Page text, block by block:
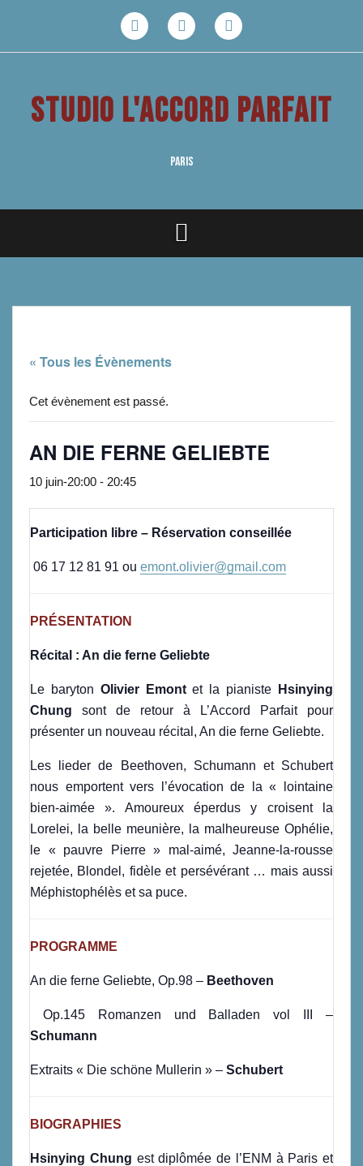
STUDIO L'ACCORD PARFAIT
PARIS
« Tous les Évènements
Cet évènement est passé.
AN DIE FERNE GELIEBTE
10 juin-20:00 - 20:45
Participation libre – Réservation conseillée
06 17 12 81 91 ou emont.olivier@gmail.com
PRÉSENTATION
Récital : An die ferne Geliebte
Le baryton Olivier Emontet la pianiste
Hsinying
Chung sont de retour à L’Accord Parfait pour
présenter un nouveau récital, An die ferne Geliebte.
Les lieder de Beethoven, Schumann et Schubert
nous emportent vers l’évocation de la « lointaine
bien-aimée ». Amoureux éperdus y croisent la
Lorelei, la belle meunière, la malheureuse Ophélie,
le « pauvre Pierre » mal-aimé, Jeanne-la-rousse
rejetée, Blondel, fidèle et persévérant … mais aussi
Méphistophélès et sa puce.
PROGRAMME
An die ferne Geliebte, Op.98 – Beethoven
Op.145 Romanzen und Balladen vol III –
Schumann
Extraits « Die schöne Mullerin » – Schubert
BIOGRAPHIES
Hsinying Chung est diplômée de l’ENM à Paris et